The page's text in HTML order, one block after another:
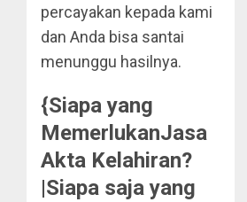
percayakan kepada kami
dan Anda bisa santai
menunggu hasilnya.
{Siapa yang
MemerlukanJasa
Akta Kelahiran?
|Siapa saja yang